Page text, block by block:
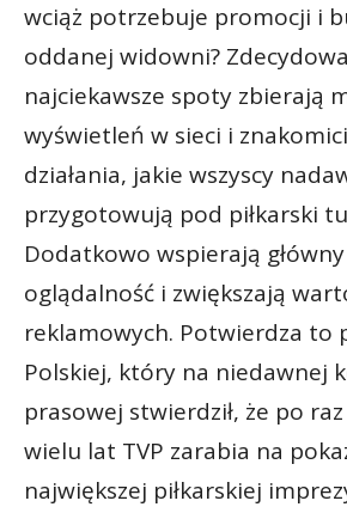
wciąż potrzebuje promocji i
oddanej widowni?
najciekawsze spoty zbierają
wyświetleń w sieci i
działania, jakie wszyscy
przygotowują pod piłkarski
Dodatkowo wspierają
oglądalność i zwiększają
reklamowych. Potwierdza to
Polskiej, który na niedawnej
prasowej stwierdził, że po
wielu lat TVP zarabia na
największej piłkarskiej